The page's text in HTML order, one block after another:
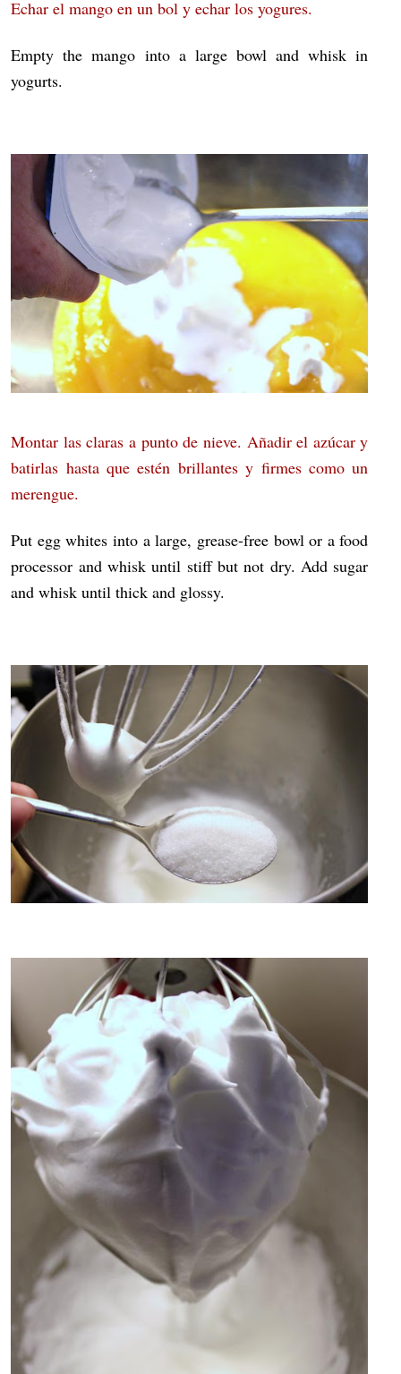
Echar el mango en un bol y echar los yogures.
Empty the mango into a large bowl and whisk in
yogurts.
Montar las claras a punto de nieve. Añadir el azúcar y
batirlas hasta que estén brillantes y firmes como un
merengue.
Put egg whites into a large, grease-free bowl or a food
processor and whisk until stiff but not dry. Add sugar
and whisk until thick and glossy.